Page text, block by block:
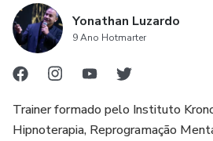
Inscreva-se agora e tenha acesso a
com grandes referências da
Yonathan Luzardo
9 Ano Hotmarter
Trainer formado pelo Instituto
Hipnoterapia, Reprogramação